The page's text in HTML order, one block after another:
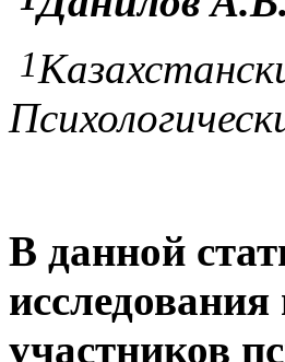
1
В данной
участников